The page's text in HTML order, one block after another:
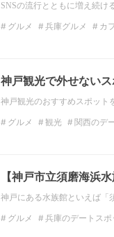
SNSの流行とともに増え続
グルメ 兵庫グルメ カ
神戸観光で外せない
神戸観光のおすすめスポッ
グルメ 観光 関西のデ
【神戸市立須磨海浜
神戸にある水族館といえば
グルメ 兵庫のデートスポ